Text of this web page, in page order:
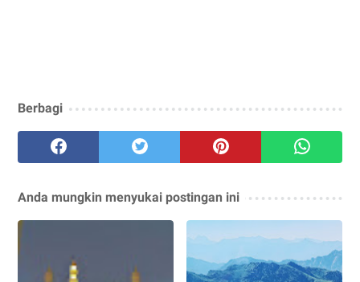
Berbagi
Anda mungkin menyukai postingan ini